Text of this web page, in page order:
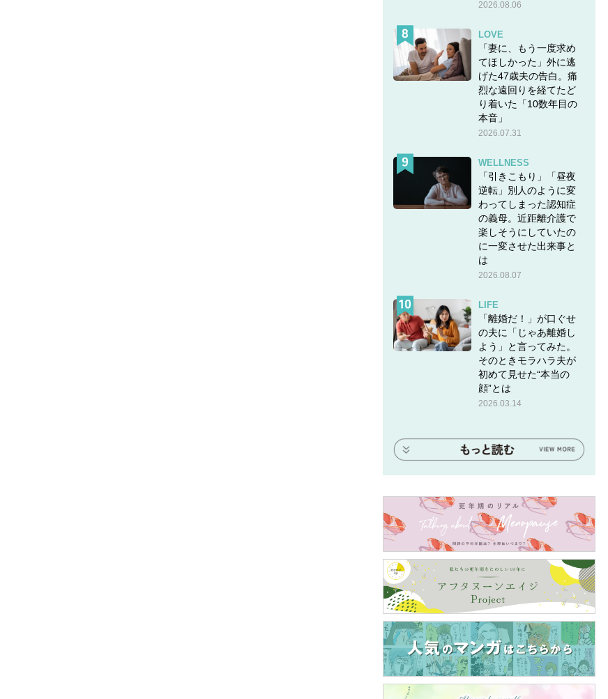
2026.08.06
LOVE
「妻に、もう一度求め
てほしかった」外に逃
げた47歳夫の告白。痛
烈な遠回りを経てたど
り着いた「10数年目の
本音」
2026.07.31
WELLNESS
「引きこもり」「昼夜
逆転」別人のように変
わってしまった認知症
の義母。近距離介護で
楽しそうにしていたの
に一変させた出来事と
は
2026.08.07
LIFE
「離婚だ！」が口ぐせ
の夫に「じゃあ離婚し
よう」と言ってみた。
そのときモラハラ夫が
初めて見せた“本当の
顔”とは
2026.03.14